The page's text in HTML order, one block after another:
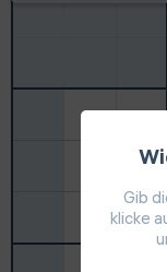
Spielen
Spielen
Gib
klicke